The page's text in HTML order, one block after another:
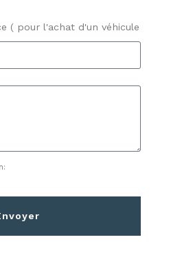
( pour l'achat d'un véhicule